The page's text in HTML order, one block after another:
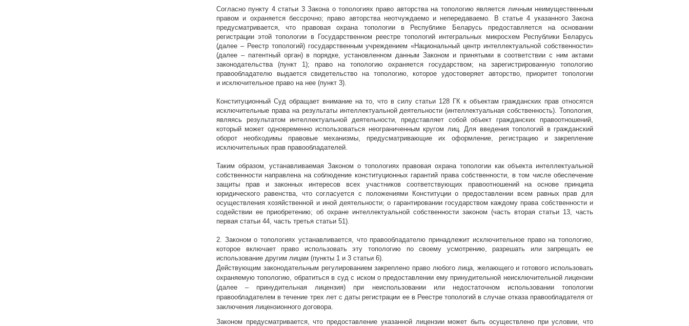
Согласно пункту 4 статьи 3 Закона о топологиях право авторства на топологию является личным неимущественным
правом и охраняется бессрочно; право авторства неотчуждаемо и непередаваемо. В статье 4 указанного Закона
предусматривается, что правовая охрана топологии в Республике Беларусь предоставляется на основании
регистрации этой топологии в Государственном реестре топологий интегральных микросхем Республики Беларусь
(далее – Реестр топологий) государственным учреждением «Национальный центр интеллектуальной собственности»
(далее – патентный орган) в порядке, установленном данным Законом и принятыми в соответствии с ним актами
законодательства (пункт 1); право на топологию охраняется государством; на зарегистрированную топологию
правообладателю выдается свидетельство на топологию, которое удостоверяет авторство, приоритет топологии
и исключительное право на нее (пункт 3).
Конституционный Суд обращает внимание на то, что в силу статьи 128 ГК к объектам гражданских прав относятся
исключительные права на результаты интеллектуальной деятельности (интеллектуальная собственность). Топология,
являясь результатом интеллектуальной деятельности, представляет собой объект гражданских правоотношений,
который может одновременно использоваться неограниченным кругом лиц. Для введения топологий в гражданский
оборот необходимы правовые механизмы, предусматривающие их оформление, регистрацию и закрепление
исключительных прав правообладателей.
Таким образом, устанавливаемая Законом о топологиях правовая охрана топологии как объекта интеллектуальной
собственности направлена на соблюдение конституционных гарантий права собственности, в том числе обеспечение
защиты прав и законных интересов всех участников соответствующих правоотношений на основе принципа
юридического равенства, что согласуется с положениями Конституции о предоставлении всем равных прав для
осуществления хозяйственной и иной деятельности; о гарантировании государством каждому права собственности и
содействии ее приобретению; об охране интеллектуальной собственности законом (часть вторая статьи 13, часть
первая статьи 44, часть третья статьи 51).
2. Законом о топологиях устанавливается, что правообладателю принадлежит исключительное право на топологию,
которое включает право использовать эту топологию по своему усмотрению, разрешать или запрещать ее
использование другим лицам (пункты 1 и 3 статьи 6).
Действующим законодательным регулированием закреплено право любого лица, желающего и готового использовать
охраняемую топологию, обратиться в суд с иском о предоставлении ему принудительной неисключительной лицензии
(далее – принудительная лицензия) при неиспользовании или недостаточном использовании топологии
правообладателем в течение трех лет с даты регистрации ее в Реестре топологий в случае отказа правообладателя от
заключения лицензионного договора.
Законом предусматривается, что предоставление указанной лицензии может быть осуществлено при условии, что